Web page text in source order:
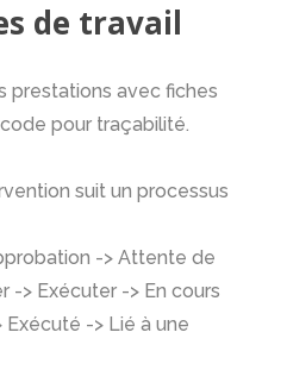
de travail
prestations avec fiches
pour traçabilité.
suit un processus
-> Attente de
-> Exécuter -> En cours
Exécuté -> Lié à une